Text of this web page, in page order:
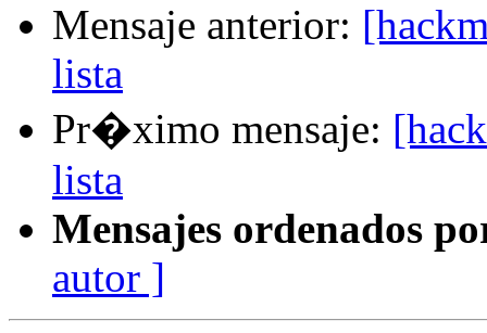
Mensaje anterior:
lista
Pr�ximo mensaje:
lista
Mensajes ordenados
autor ]